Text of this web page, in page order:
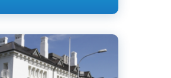
Исландия